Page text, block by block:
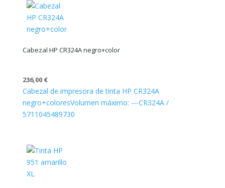
Cabezal HP CR324A negro+color
236,00 €
Cabezal de impresora de tinta HP CR324A
negro+coloresVolumen máximo: ---CR324A /
5711045489730